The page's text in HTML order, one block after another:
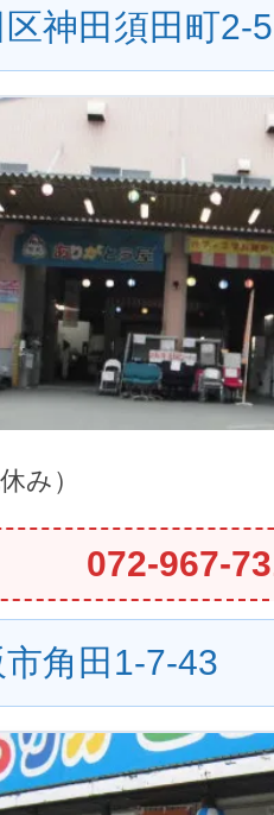
神田須田町2-
み）
072-967-
角田1-7-43